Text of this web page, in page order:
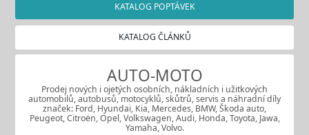
KATALOG POPTÁVEK
KATALOG ČLÁNKŮ
AUTO-MOTO
Prodej nových i ojetých osobních, nákladních i užitkových
automobilů, autobusů, motocyklů, skůtrů, servis a náhradní díly
značek: Ford, Hyundai, Kia, Mercedes, BMW, Škoda auto,
Peugeot, Citroën, Opel, Volkswagen, Audi, Honda, Toyota, Jawa,
Yamaha, Volvo.